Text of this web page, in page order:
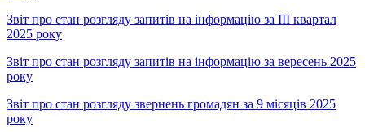
Звіт про стан розгляду запитів на інформацію за III квартал
2025 року
Звіт про стан розгляду запитів на інформацію за вересень 2025
року
Звіт про стан розгляду звернень громадян за 9 місяців 2025
року